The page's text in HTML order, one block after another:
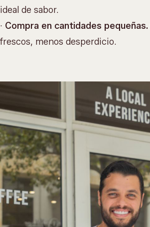
ideal de sabor.
· Compra en cantidades pequeñas.
frescos, menos desperdicio.